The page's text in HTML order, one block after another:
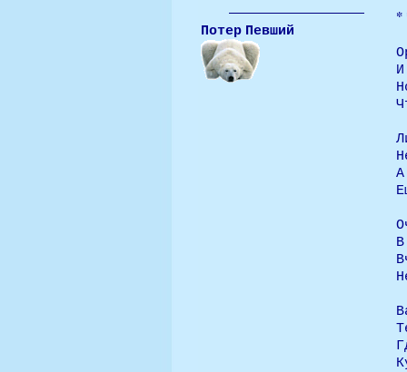
Потер Певший
*
А